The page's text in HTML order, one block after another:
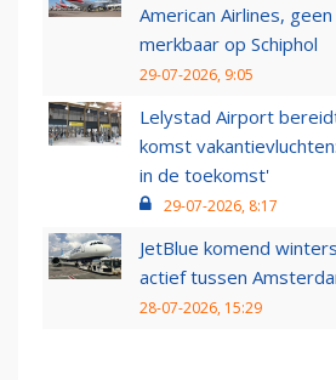
American Airlines,
merkbaar op Schiphol
29-07-2026, 9:05
Lelystad Airport
komst
in de toekomst'
29-07-2026, 8:17
JetBlue komend
actief tussen
28-07-2026, 15:29